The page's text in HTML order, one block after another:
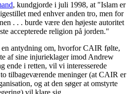
, kundgjorde i juli 1998, at "Islam er
med enhver anden tro, men for
. . . burde være den højeste autoritet
accepterede religion på jorden."
en antydning om, hvorfor CAIR følte,
af sine injurieklager imod Andrew
ende i retten, vil vi interesserede
tilbageværende meninger (at CAIR er
og at den søger at omstyrte
vil klare sig.